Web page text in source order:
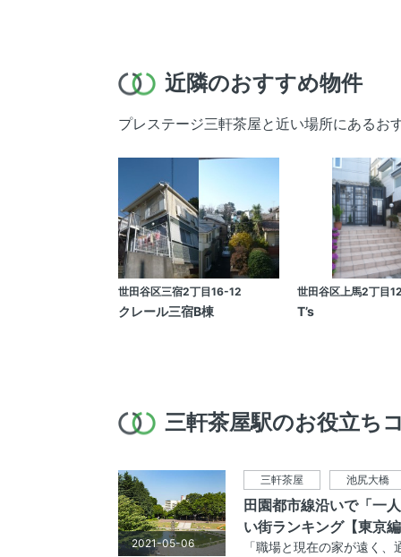
近隣のおすすめ物件
プレステージ三軒茶屋と近い場所にあるお
世田谷区三宿2丁目16-12
クレール三宿B棟
世田谷区上馬2丁目
T’s
三軒茶屋駅のお役立ち
2021-05-06
三軒茶屋 池尻大橋
田園都市線沿いで「一
い街ランキング【東京
「職場と現在の家が遠く